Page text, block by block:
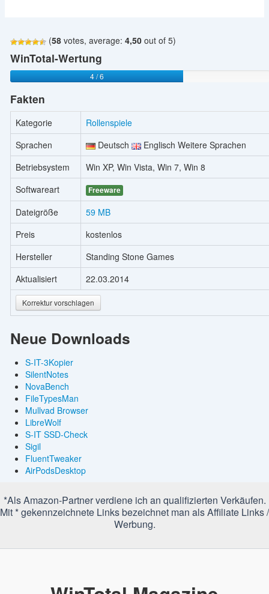
(58votes, average: 4,50out of 5)
WinTotal-Wertung
4 / 6
Fakten
Kategorie
Rollenspiele
Sprachen
Deutsch
Englisch Weitere Sprachen
Betriebsystem
Win XP, Win Vista, Win 7, Win 8
Softwareart
Freeware
Dateigröße
59 MB
Preis
kostenlos
Hersteller
Standing Stone Games
Aktualisiert
22.03.2014
Korrektur vorschlagen
Neue Downloads
S-IT-3Kopier
SilentNotes
NovaBench
FileTypesMan
Mullvad Browser
LibreWolf
S-IT SSD-Check
Sigil
FluentTweaker
AirPodsDesktop
*Als Amazon-Partner verdiene ich an qualifizierten Verkäufen.
Mit * gekennzeichnete Links bezeichnet man als Affiliate Links /
Werbung.